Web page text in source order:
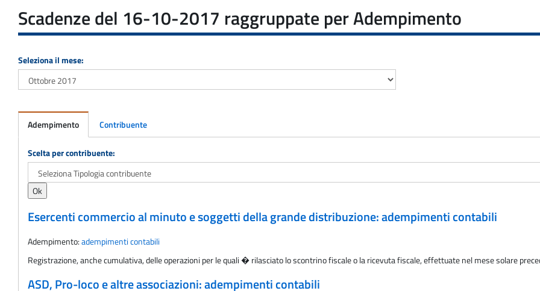
Scadenze del 16-10-2017 raggruppate per Adempimento
Seleziona il mese:
Adempimento Contribuente
Adempimento
Scelta per contribuente:
Esercenti commercio al minuto e soggetti della grande distribuzione: adempimenti contabili
Adempimento:adempimenti contabili
Registrazione, anche cumulativa, delle operazioni per le quali � rilasciato lo scontrino fiscale o la ricevuta fiscale, effettuate nel mese solare
ASD, Pro-loco e altre associazioni: adempimenti contabili